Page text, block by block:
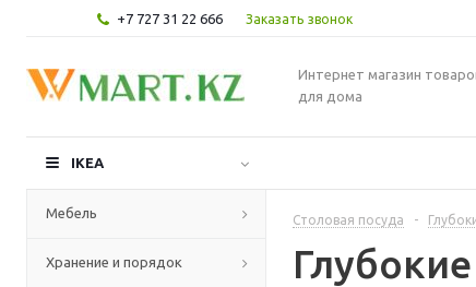
+7 727 31 22 666 Заказать звонок
Интернет магазин
для дома
IKEA
Мебель
Хранение и порядок
Столовая посуда -